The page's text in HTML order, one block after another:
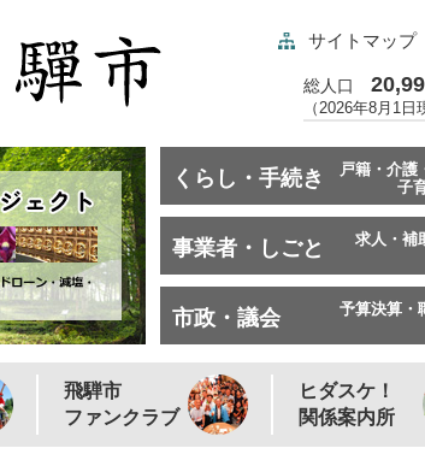
サイトマップ
総人口
（2026年8月1日
くらし・手続き
戸籍・介護
子
事業者・しごと
求人・補
市政・議会
予算決算・
飛騨市
ファンクラブ
ヒダスケ！
関係案内所